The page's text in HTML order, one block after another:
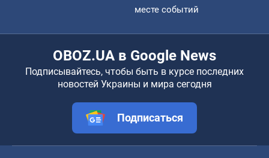
месте событий
OBOZ.UA в Google News
Подписывайтесь, чтобы быть в курсе последних
новостей Украины и мира сегодня
Подписаться